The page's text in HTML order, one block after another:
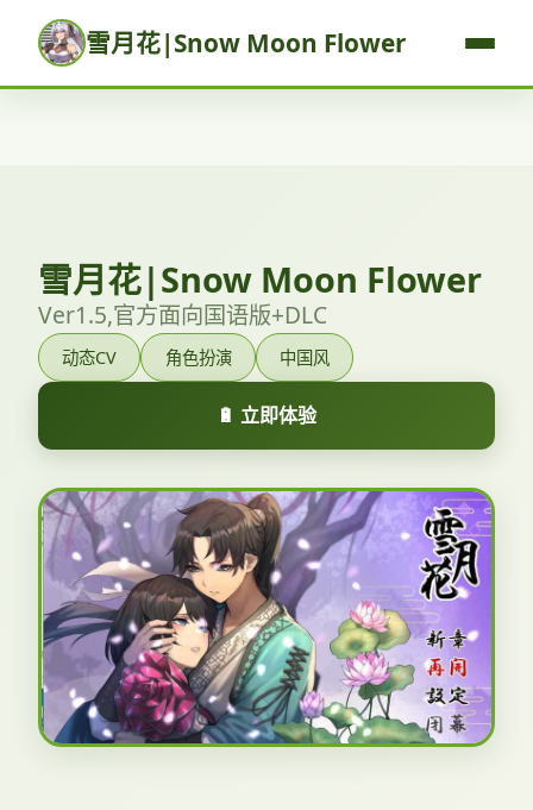
雪月花|Snow Moon Flower
雪月花|Snow Moon Flower
Ver1.5,官方面向国语版+DLC
动态CV 角色扮演 中国风
🔋 立即体验